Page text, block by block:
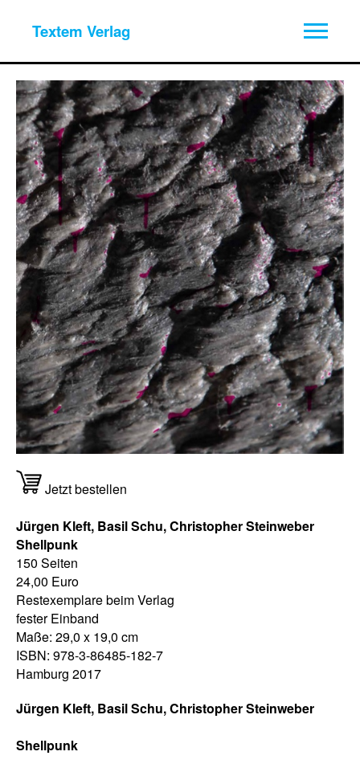
Textem Verlag
Jürgen Kleft, Basil Schu, Christopher Steinweber
Shellpunk
Jetzt bestellen
Jürgen Kleft, Basil Schu, Christopher Steinweber
Shellpunk
150 Seiten
24,00 Euro
Restexemplare beim Verlag
fester Einband
Maße: 29,0 x 19,0 cm
ISBN: 978-3-86485-182-7
Hamburg 2017